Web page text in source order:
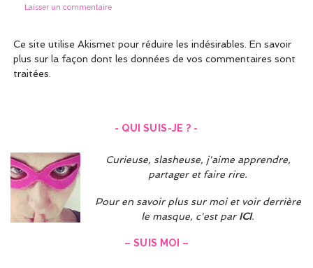
Ce site utilise Akismet pour réduire les indésirables. En savoir
plus sur la façon dont les données de vos commentaires sont
traitées
- QUI SUIS-JE ? -
Curieuse, slasheuse, j'aime apprendre,
partager et faire rire.
Pour en savoir plus sur moi et voir derrière
le masque, c'est par ICI.
– SUIS MOI –